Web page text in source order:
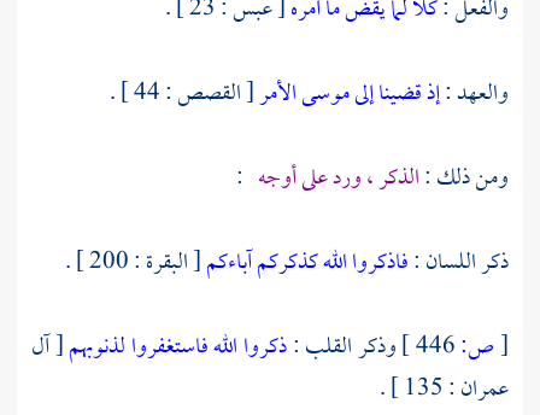
والفعل :كلا لما يقض ما أمره[ عبس : 23 ] .
والعهد :إذ قضينا إلى موسى الأمر[ القصص : 44 ] .
ومن ذلك :الذكر ، ورد على أوجه :
ذكر اللسان :فاذكروا الله كذكركم آباءكم[ البقرة : 200 ] .
[ص: وذكر القلب :ذكروا الله فاستغفروا لذنوبهم[ آل
عمران : 135 ] .